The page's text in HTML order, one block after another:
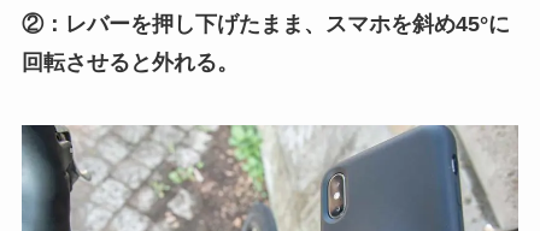
②：レバーを押し下げたまま、スマホを斜め45°に
回転させると外れる。